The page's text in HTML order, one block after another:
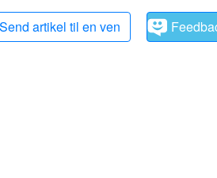
Send artikel til en ven